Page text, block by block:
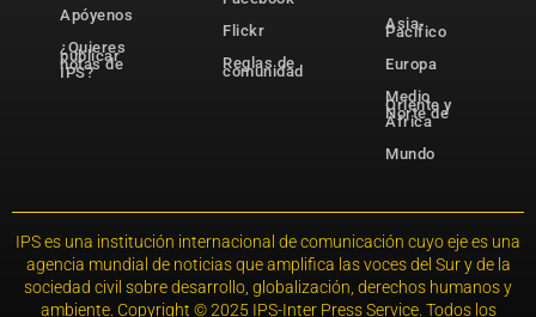
Apóyenos
¿Quieres
publicar
notas de
IPS?
Flickr
Reglas de
comunidad
Asia-
Pacífico
Europa
Medio
Oriente y
Norte de
África
Mundo
IPS es una institución internacional de comunicación cuyo eje es una
agencia mundial de noticias que amplifica las voces del Sur y de la
sociedad civil sobre desarrollo, globalización, derechos humanos y
ambiente. Copyright © 2025 IPS-Inter Press Service. Todos los